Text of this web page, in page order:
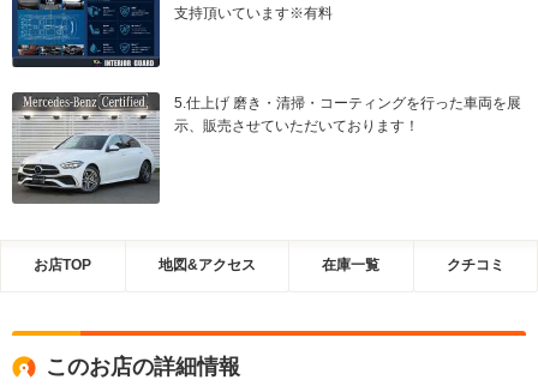
支持頂いています※有料
5.仕上げ 磨き・清掃・コーティングを行った車両を展
示、販売させていただいております！
お店TOP 地図&アクセス 在庫一覧 クチコミ
このお店の詳細情報